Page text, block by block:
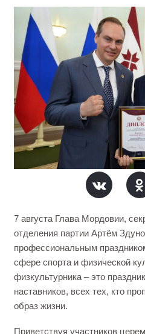
7 августа Глава Мордовии,
отделения партии Артём
профессиональным
сфере спорта и физической
физкультурника – это
наставников, всех тех, кто
образ жизни.
Приветствуя участников